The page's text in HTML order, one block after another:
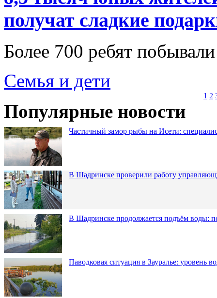
получат сладкие
Более 700 ребят
Семья и дети
1 2
Популярные новости
Частичный замор рыбы на Исети:
В Шадринске проверили работу
В Шадринске продолжается подъём воды:
Паводковая ситуация в Зауралье: уровень